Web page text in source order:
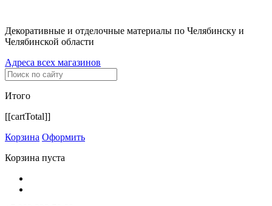
Декоративные и отделочные материалы по Челябинску и
Челябинской области
Адреса всех магазинов
Итого
[[cartTotal]]
Корзина Оформить
Корзина пуста